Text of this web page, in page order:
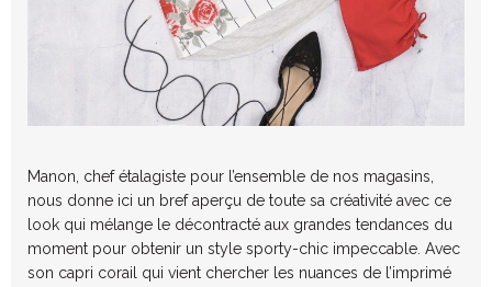
Manon, chef étalagiste pour l’ensemble de nos magasins,
nous donne ici un bref aperçu de toute sa créativité avec ce
look qui mélange le décontracté aux grandes tendances du
moment pour obtenir un style sporty-chic impeccable. Avec
son capri corail qui vient chercher les nuances de l’imprimé